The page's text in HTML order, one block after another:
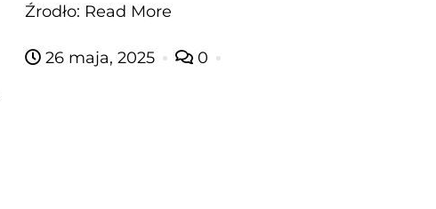
Źrodło: Read More
26 maja, 2025 0